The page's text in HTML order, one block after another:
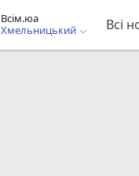
Всім.юа
Хмельницький
Всі